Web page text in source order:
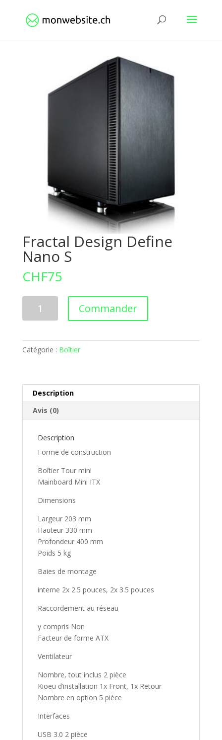
Fractal Design Define
Nano S
CHF75
Define
Commander
Catégorie : Boîtier
Description
Avis (0)
Description
Forme de construction
Boîtier Tour mini
Mainboard Mini ITX
Dimensions
Largeur 203 mm
Hauteur 330 mm
Profondeur 400 mm
Poids 5 kg
Baies de montage
interne 2x 2.5 pouces, 2x 3.5 pouces
Raccordement au réseau
y compris Non
Facteur de forme ATX
Ventilateur
Nombre, tout inclus 2 pièce
Kioeu d’installation 1x Front, 1x Retour
Nombre en option 5 pièce
Interfaces
USB 3.0 2 pièce